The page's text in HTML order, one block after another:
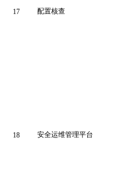
17 配置核查
18 安全运维管理平台